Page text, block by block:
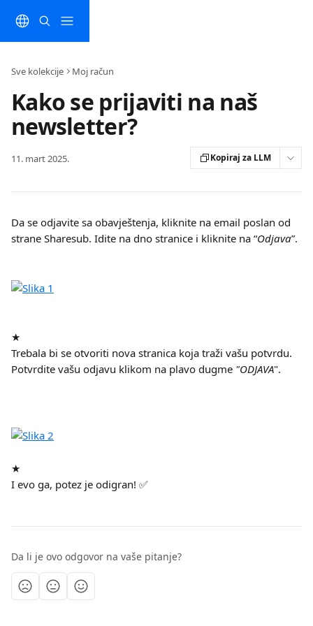
Sve kolekcije Moj račun
Kako se prijaviti na naš
newsletter?
11. mart 2025. Kopiraj za LLM
Da se odjavite sa obavještenja, kliknite na email poslan od
strane Sharesub. Idite na dno stranice i kliknite na “Odjava”.
★
Trebala bi se otvoriti nova stranica koja traži vašu potvrdu.
Potvrdite vašu odjavu klikom na plavo dugme "ODJAVA".
★
I evo ga, potez je odigran! ✅​
Da li je ovo odgovor na vaše pitanje?